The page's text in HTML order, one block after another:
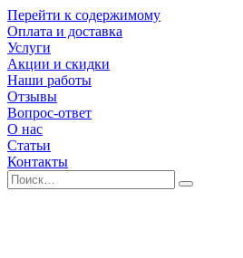
Перейти к содержимому
Оплата и доставка
Услуги
Акции и скидки
Наши работы
Отзывы
Вопрос-ответ
О нас
Статьи
Контакты